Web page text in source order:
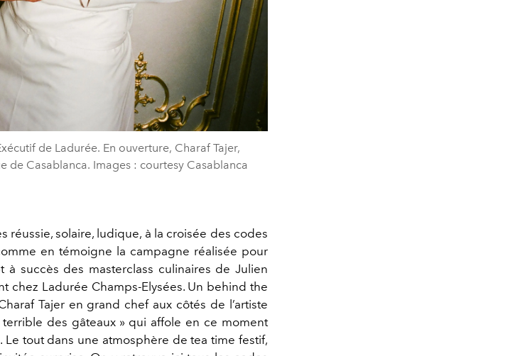
de Ladurée. En ouverture, Charaf Tajer,
de Casablanca. Images : courtesy Casablanca
réussie, solaire, ludique, à la croisée des codes
en témoigne la campagne réalisée pour
à succès des masterclass culinaires de Julien
chez Ladurée Champs-Elysées. Un behind the
Tajer en grand chef aux côtés de l’artiste
terrible des gâteaux » qui affole en ce moment
Le tout dans une atmosphère de tea time festif,